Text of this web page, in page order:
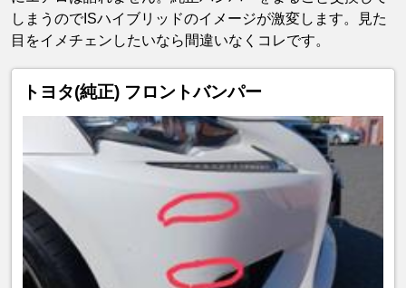
しまうのでISハイブリッドのイメージが激変します。見た
目をイメチェンしたいなら間違いなくコレです。
トヨタ(純正) フロントバンパー